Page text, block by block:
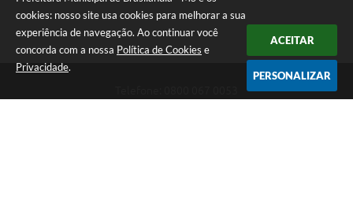
cookies: nosso site usa cookies para melhorar a sua
experiência de navegação. Ao continuar você
concorda com a nossa Política de Cookies e
Privacidade.
ACEITAR
PERSONALIZAR